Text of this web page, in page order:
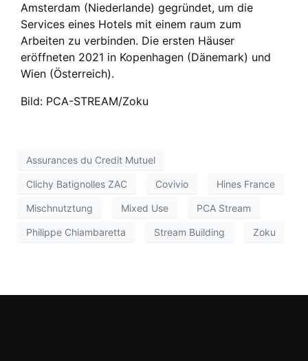
Amsterdam (Niederlande) gegründet, um die
Services eines Hotels mit einem raum zum
Arbeiten zu verbinden. Die ersten Häuser
eröffneten 2021 in Kopenhagen (Dänemark) und
Wien (Österreich).
Bild: PCA-STREAM/Zoku
Assurances du Credit Mutuel
Clichy Batignolles ZAC Covivio Hines France
Mischnutztung Mixed Use PCA Stream
Philippe Chiambaretta Stream Building Zoku